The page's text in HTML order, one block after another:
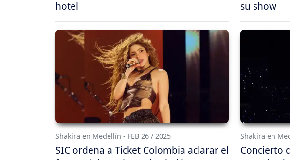
hotel
su show
Shakira en Medellín - FEB 26 / 2025
SIC ordena a Ticket Colombia aclarar el
Shakira en
Concierto